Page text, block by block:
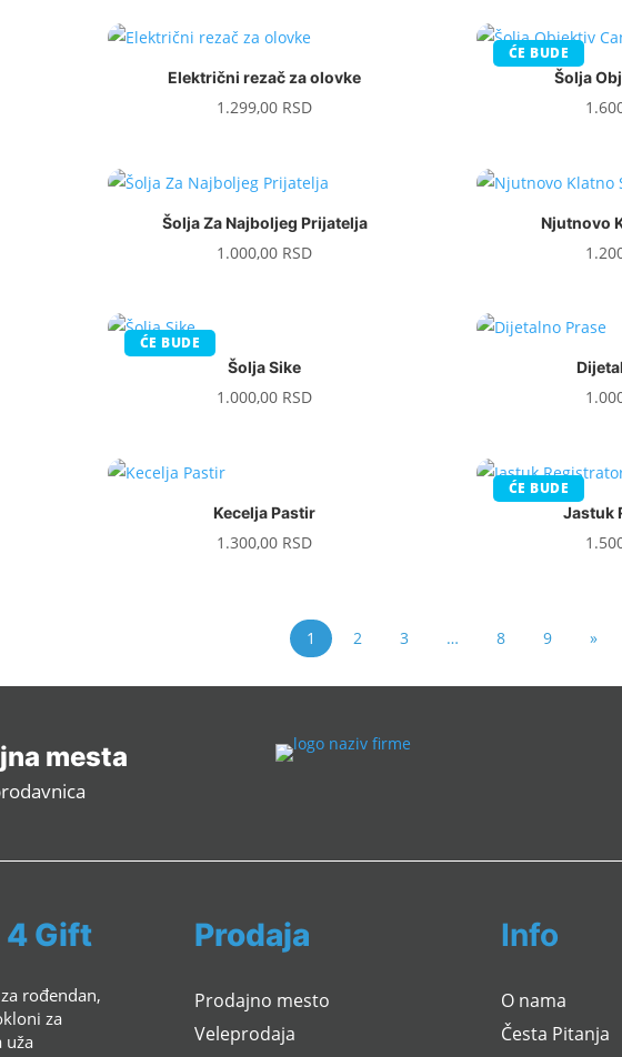
Električni rezač za olovke
1.299,00 RSD
ĆE BUDE
Šolja
Šolja Za Najboljeg Prijatelja
1.000,00 RSD
Njutnovo
ĆE BUDE
Šolja Sike
1.000,00 RSD
Kecelja Pastir
1.300,00 RSD
ĆE BUDE
Jastuk
1 2 3 … 8 9 »
mesta
4 Gift
rođendan,
za
uža
Prodaja
Prodajno mesto
Veleprodaja
Info
O nama
Česta Pitanja